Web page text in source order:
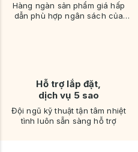
Hàng ngàn sản phẩm giá hấp
dẫn phù hợp ngân sách của
Hỗ trợ lắp đặt,
dịch vụ 5 sao
Đội ngũ kỹ thuật tận tâm nhiệt
tình luôn sẵn sàng hỗ trợ